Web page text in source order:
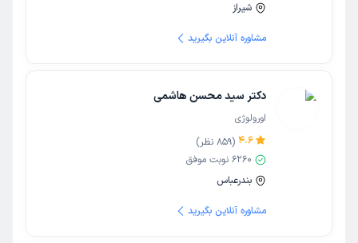
شیراز
مشاوره آنلاین بگیرید
دکتر سید محسن هاشمی
اورولوژی
4.6
(
859 نظر)
6260 نوبت موفق
بندرعباس
مشاوره آنلاین بگیرید